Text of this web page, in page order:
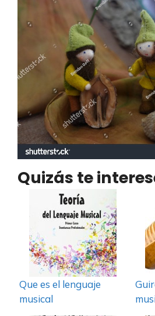
Quizás te
Que es el lenguaje
musical